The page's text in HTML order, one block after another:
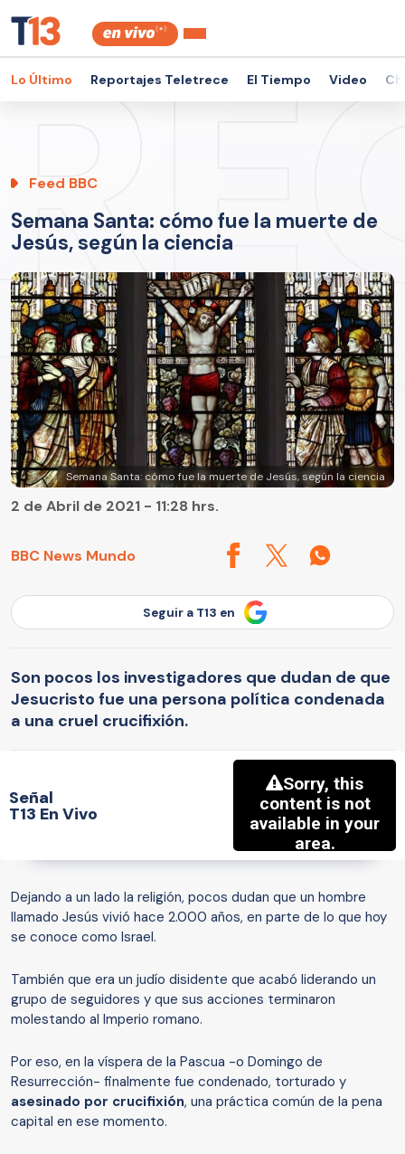
Lo Último Reportajes Teletrece El Tiempo Video
Feed BBC
Semana Santa: cómo fue la muerte de
Jesús, según la ciencia
Semana Santa: cómo fue la muerte de Jesús, según la ciencia
BBC News Mundo
2 de Abril de 2021 - 11:28 hrs.
Seguir a T13 en
Son pocos los investigadores que dudan de que
Jesucristo fue una persona política condenada
a una cruel crucifixión.
Señal
T13 En Vivo
Dejando a un lado la religión, pocos dudan que un hombre
llamado Jesús vivió hace 2.000 años, en parte de lo que hoy
se conoce como Israel.
También que era un judío disidente que acabó liderando un
grupo de seguidores y que sus acciones terminaron
molestando al Imperio romano.
Por eso, en la víspera de la Pascua -o Domingo de
Resurrección- finalmente fue condenado, torturado y
asesinado por crucifixión, una práctica común de la pena
capital en ese momento.